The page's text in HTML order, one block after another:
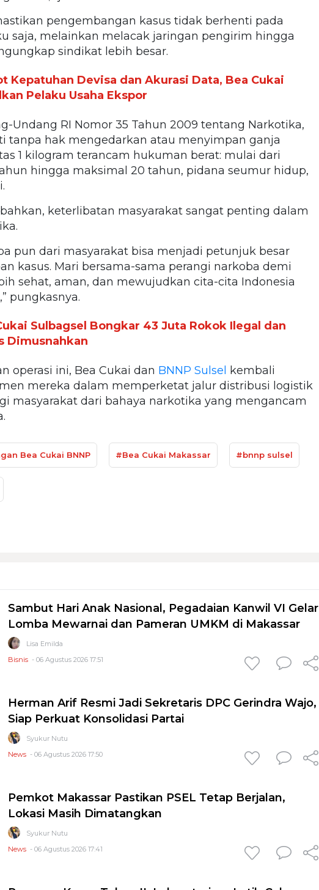
pengembangan kasus tidak berhenti pada
saja, melainkan melacak jaringan pengirim hingga
sindikat lebih besar.
Kepatuhan Devisa dan Akurasi Data, Bea Cukai
Pelaku Usaha Ekspor
Undang RI Nomor 35 Tahun 2009 tentang Narkotika,
tanpa hak mengedarkan atau menyimpan ganja
1 kilogram terancam hukuman berat: mulai dari
hingga maksimal 20 tahun, pidana seumur hidup,
keterlibatan masyarakat sangat penting dalam
pun dari masyarakat bisa menjadi petunjuk besar
kasus. Mari bersama-sama perangi narkoba demi
sehat, aman, dan mewujudkan cita-cita Indonesia
pungkasnya.
Sulbagsel Bongkar 43 Juta Rokok Ilegal dan
Dimusnahkan
operasi ini, Bea Cukai dan BNNP Sulsel kembali
mereka dalam memperketat jalur distribusi logistik
masyarakat dari bahaya narkotika yang mengancam
Bea Cukai BNNP #Bea Cukai Makassar #bnnp sulsel
Sambut Hari Anak Nasional, Pegadaian Kanwil VI Gelar
Lomba Mewarnai dan Pameran UMKM di Makassar
Lisa Emilda
Bisnis - 06 Agustus 2026 17:51
Herman Arif Resmi Jadi Sekretaris DPC Gerindra Wajo,
Siap Perkuat Konsolidasi Partai
Syukur Nutu
News - 06 Agustus 2026 17:50
Pemkot Makassar Pastikan PSEL Tetap Berjalan,
Lokasi Masih Dimatangkan
Syukur Nutu
News - 06 Agustus 2026 17:41